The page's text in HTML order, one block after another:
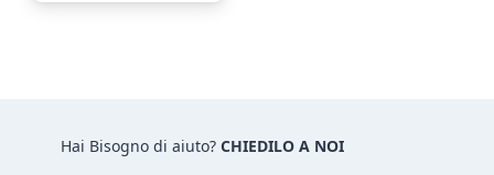
Hai Bisogno di aiuto? CHIEDILO A NOI